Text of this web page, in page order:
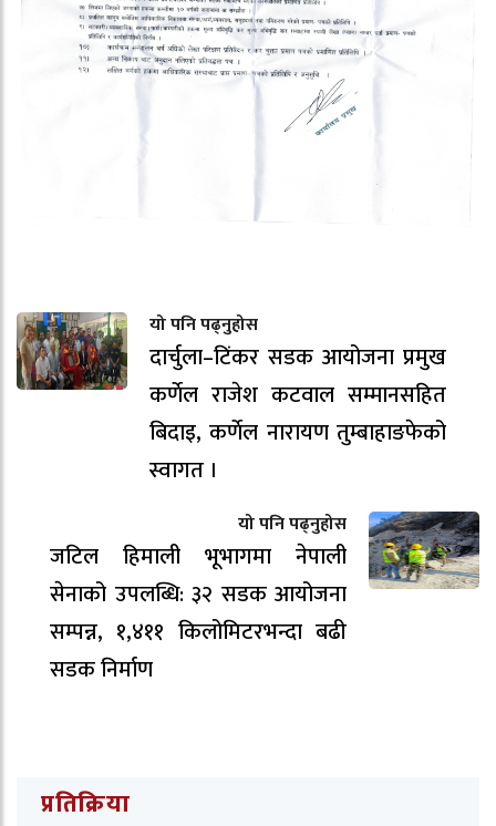
यो पनि पढ्नुहोस
दार्चुला–टिंकर सडक आयोजना प्रमुख
कर्णेल राजेश कटवाल सम्मानसहित
बिदाइ, कर्णेल नारायण तुम्बाहाङफेको
स्वागत ।
यो पनि पढ्नुहोस
जटिल हिमाली भूभागमा नेपाली
सेनाको उपलब्धि: ३२ सडक आयोजना
सम्पन्न, १,४११ किलोमिटरभन्दा बढी
सडक निर्माण
प्रतिक्रिया